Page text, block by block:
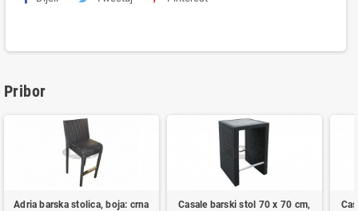
Pribor
Adria barska stolica, boja: crna
Casale barski stol 70 x 70 cm,